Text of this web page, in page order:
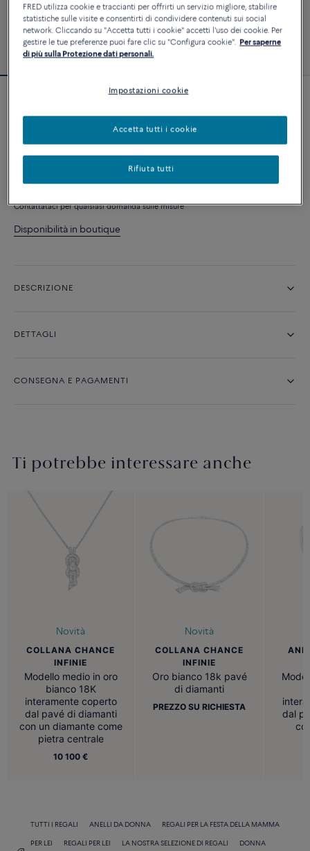
Anello Chance Infinie
AGGIUNGI AL CARRELLO
Contattataci per qualsiasi domanda sulle misure
Disponibilità in boutique
DESCRIZIONE
DETTAGLI
CONSEGNA E PAGAMENTI
Ti potrebbe interessare anche
Novità
COLLANA CHANCE
INFINIE
Modello medio in oro
bianco 18K
interamente coperto
dal pavé di diamanti
con un diamante come
pietra centrale
10 100 €
Novità
COLLANA CHANCE
INFINIE
Oro bianco 18k pavé
di diamanti
PREZZO SU RICHIESTA
dal
TUTTI I REGALI ANELLI DA DONNA REGALI PER LA FESTA DELLA MAMMA
PER LEI REGALI PER LEI LA NOSTRA SELEZIONE DI REGALI DONNA
FRED utilizza cookie e traccianti per offrirti un servizio migliore, stabilire
statistiche sulle visite e consentirti di condividere contenuti sui social
network. Cliccando su "Accetta tutti i cookie" accetti l'uso dei cookie. Per
gestire le tue preferenze puoi fare clic su "Configura cookie". Per saperne
di più sulla Protezione dati personali.
Impostazioni cookie
Rifiuta tutti
Accetta tutti i cookie